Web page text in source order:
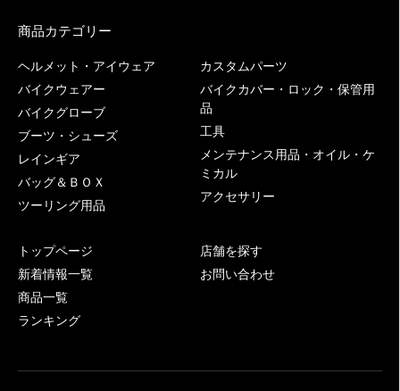
商品カテゴリー
ヘルメット・アイウェア
バイクウェアー
バイクグローブ
ブーツ・シューズ
レインギア
バッグ＆ＢＯＸ
ツーリング用品
カスタムパーツ
バイクカバー・ロック・保管用
品
工具
メンテナンス用品・オイル・ケ
ミカル
アクセサリー
トップページ
新着情報一覧
商品一覧
ランキング
店舗を探す
お問い合わせ